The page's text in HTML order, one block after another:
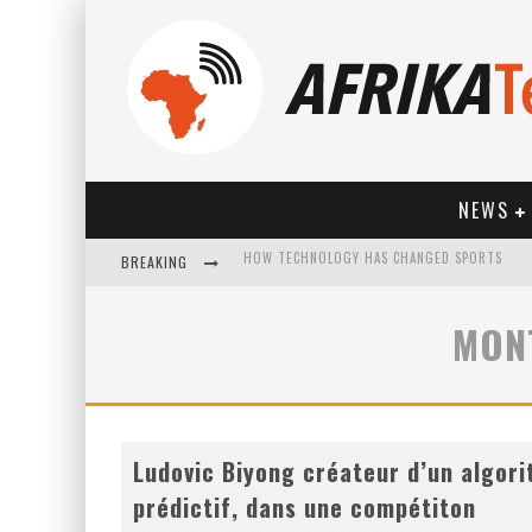
NEWS
BREAKING
Ludovic Biyong créateur d’un
prédictif, dans une compétiton